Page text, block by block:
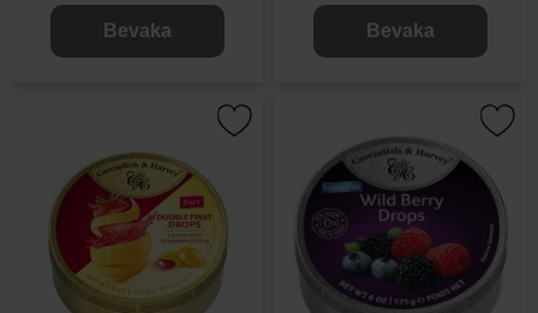
Bevaka Bevaka